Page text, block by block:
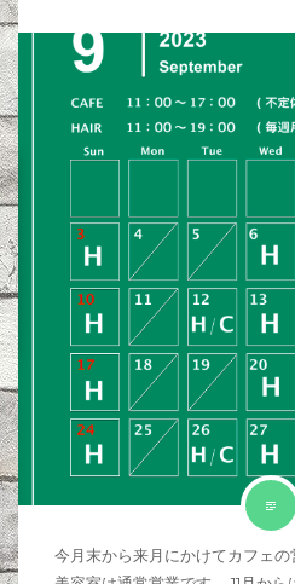
今月末から来月にかけてカフェの